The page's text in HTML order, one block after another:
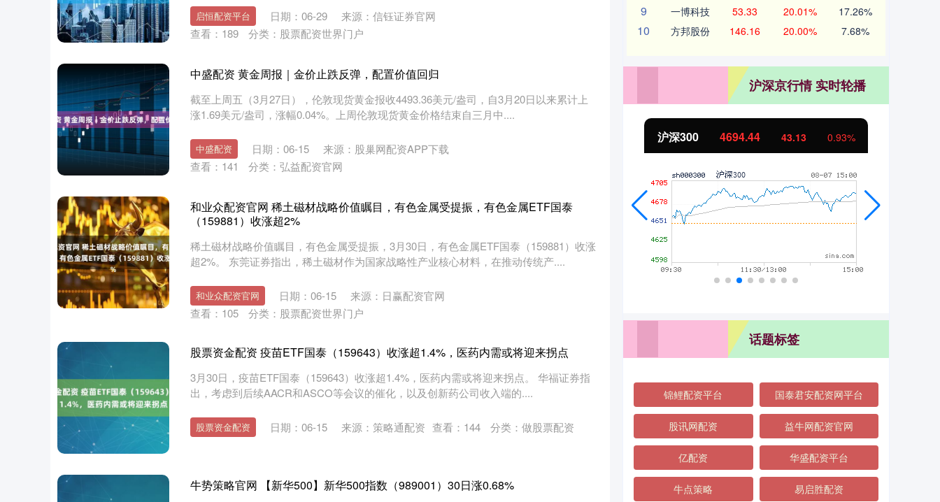
启恒配资平台 日期：06-29
来源：信钰证券官网
查看： 189 分类： 股票配资世界门户
中盛配资 黄金周报｜金价止跌反弹，配置价值回归
截至上周五（3月27日），伦敦现货黄金报收4493.36美元/盎司，自3月20日以来累计上
涨1.69美元/盎司，涨幅0.04%。上周伦敦现货黄金价格结束自三月中....
中盛配资 日期：06-15
来源：股巢网配资APP下载
查看： 141 分类： 弘益配资官网
和业众配资官网 稀土磁材战略价值瞩目，有色金属受提振，有色金属ETF国泰
（159881）收涨超2%
稀土磁材战略价值瞩目，有色金属受提振，3月30日，有色金属ETF国泰（159881）收涨
超2%。 东莞证券指出，稀土磁材作为国家战略性产业核心材料，在推动传统产....
和业众配资官网 日期：06-15
来源：日赢配资官网
查看： 105 分类： 股票配资世界门户
股票资金配资 疫苗ETF国泰（159643）收涨超1.4%，医药内需或将迎来拐点
3月30日，疫苗ETF国泰（159643）收涨超1.4%，医药内需或将迎来拐点。 华福证券指
出，考虑到后续AACR和ASCO等会议的催化，以及创新药公司收入端的....
股票资金配资 日期：06-15 来源：策略通配资 查看： 144 分类： 做股票配资
牛势策略官网 【新华500】新华500指数（989001）30日涨0.68%
9 一博科技 53.33 20.01% 17.26%
10 方邦股份 146.16 20.00% 7.68%
沪深京行情 实时轮播
1.02% 深证成指 14311.01 北证50 1134.24 11.37 1.01%
话题标签
锦鲤配资平台 国泰君安配资网平台
股讯网配资 益牛网配资官网
亿配资 华盛配资平台
牛点策略 易启胜配资